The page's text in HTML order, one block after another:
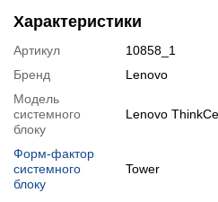
Процесор:
Smart Cache
Оперативна пам'ять:
Samsung
Постійна пам'ять:
комплектующая) + 500 GB HDD
Графіка:
Порти:1x USB 2.0, 7x USB
DisplayPort, 5x Audio, 1x LAN (RJ-
Оптичний привід:
Характеристики
Артикул
10858_1
Бренд
Lenovo
Модель
системного
блоку
Lenovo
Форм-фактор
системного
блоку
Tower